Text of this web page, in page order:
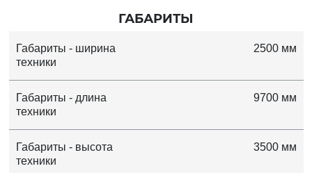
ГАБАРИТЫ
Габариты - ширина
техники
2500 мм
Габариты - длина
техники
9700 мм
Габариты - высота
техники
3500 мм